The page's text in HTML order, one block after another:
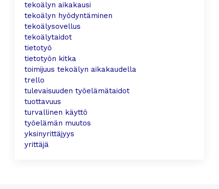
tekoälyn aikakausi
tekoälyn hyödyntäminen
tekoälysovellus
tekoälytaidot
tietotyö
tietotyön kitka
toimijuus tekoälyn aikakaudella
trello
tulevaisuuden työelämätaidot
tuottavuus
turvallinen käyttö
työelämän muutos
yksinyrittäjyys
yrittäjä